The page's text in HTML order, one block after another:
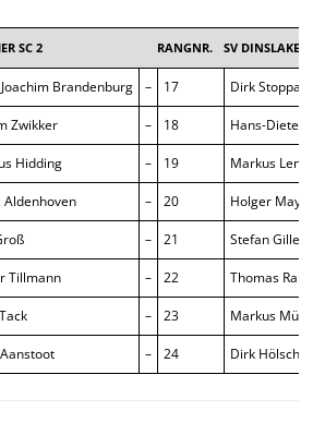
SC 2 RANGNR. SV DINSLAKEN 3
Brandenburg – 17 Dirk
Zwikker – 18 Hans-Dieter
Hidding – 19 Markus Lengtat
Aldenhoven – 20 Holger May
– 21 Stefan Gilles
Tillmann – 22 Thomas Rauer
– 23 Markus
– 24 Dirk Hölscher